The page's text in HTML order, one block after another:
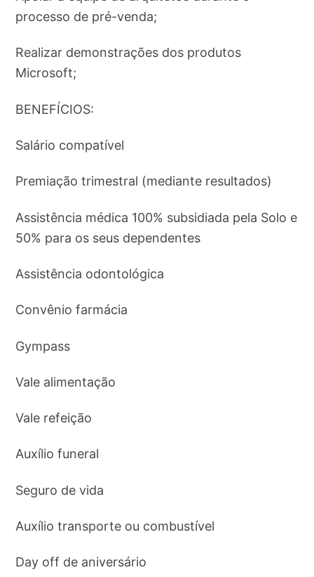
processo de pré-venda;
Realizar demonstrações dos produtos
Microsoft;
BENEFÍCIOS:
Salário compatível
Premiação trimestral (mediante resultados)
Assistência médica 100% subsidiada pela Solo e
50% para os seus dependentes
Assistência odontológica
Convênio farmácia
Gympass
Vale alimentação
Vale refeição
Auxílio funeral
Seguro de vida
Auxílio transporte ou combustível
Day off de aniversário